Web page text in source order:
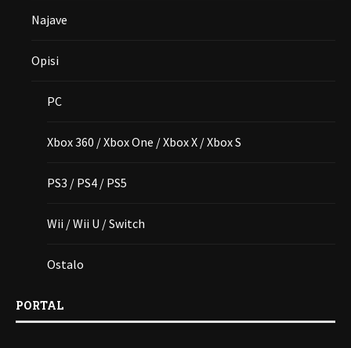
Najave
Opisi
PC
Xbox 360 / Xbox One / Xbox X / Xbox S
PS3 / PS4 / PS5
Wii / Wii U / Switch
Ostalo
PORTAL